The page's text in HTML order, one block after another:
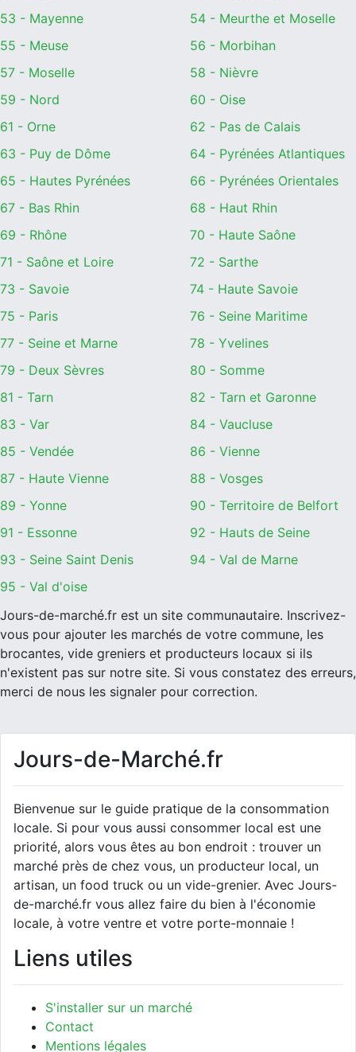
53 - Mayenne
54 - Meurthe et Moselle
55 - Meuse
56 - Morbihan
57 - Moselle
58 - Nièvre
59 - Nord
60 - Oise
61 - Orne
62 - Pas de Calais
63 - Puy de Dôme
64 - Pyrénées Atlantiques
65 - Hautes Pyrénées
66 - Pyrénées Orientales
67 - Bas Rhin
68 - Haut Rhin
69 - Rhône
70 - Haute Saône
71 - Saône et Loire
72 - Sarthe
73 - Savoie
74 - Haute Savoie
75 - Paris
76 - Seine Maritime
77 - Seine et Marne
78 - Yvelines
79 - Deux Sèvres
80 - Somme
81 - Tarn
82 - Tarn et Garonne
83 - Var
84 - Vaucluse
85 - Vendée
86 - Vienne
87 - Haute Vienne
88 - Vosges
89 - Yonne
90 - Territoire de Belfort
91 - Essonne
92 - Hauts de Seine
93 - Seine Saint Denis
94 - Val de Marne
95 - Val d'oise
Jours-de-marché.fr est un site communautaire. Inscrivez-
vous pour ajouter les marchés de votre commune, les
brocantes, vide greniers et producteurs locaux si ils
n'existent pas sur notre site. Si vous constatez des erreurs,
merci de nous les signaler pour correction.
Jours-de-Marché.fr
Bienvenue sur le guide pratique de la consommation
locale. Si pour vous aussi consommer local est une
priorité, alors vous êtes au bon endroit : trouver un
marché près de chez vous, un producteur local, un
artisan, un food truck ou un vide-grenier. Avec Jours-
de-marché.fr vous allez faire du bien à l'économie
locale, à votre ventre et votre porte-monnaie !
Liens utiles
S'installer sur un marché
Contact
Mentions légales